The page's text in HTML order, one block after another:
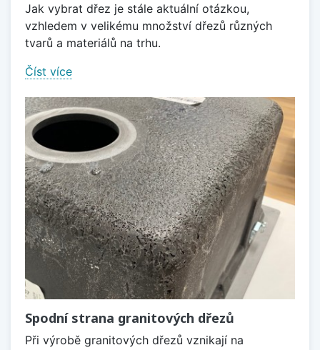
Jak vybrat dřez je stále aktuální otázkou,
vzhledem v velikému množství dřezů různých
tvarů a materiálů na trhu.
Číst více
Spodní strana granitových dřezů
Při výrobě granitových dřezů vznikají na